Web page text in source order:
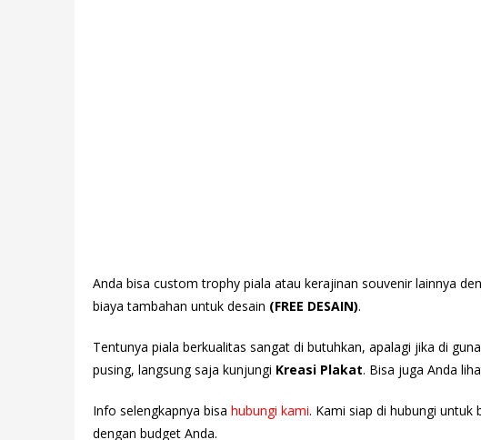
Anda bisa custom trophy piala atau kerajinan souvenir lainnya
biaya tambahan untuk desain (FREE DESAIN).
Tentunya piala berkualitas sangat di butuhkan, apalagi jika di
pusing, langsung saja kunjungi Kreasi Plakat. Bisa juga Anda
Info selengkapnya bisa hubungi kami. Kami siap di hubungi untuk
dengan budget Anda.